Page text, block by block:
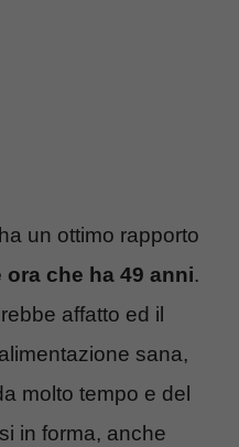
un ottimo rapporto
ora che ha 49 anni.
affatto ed il
sana,
molto tempo e del
in forma, anche